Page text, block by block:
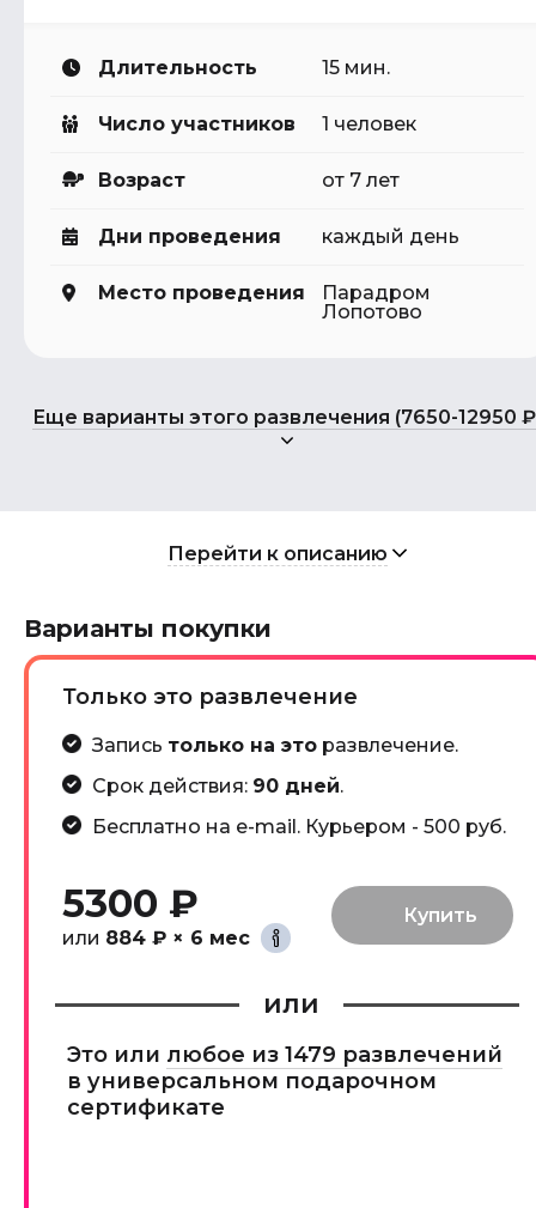
Длительность 15 мин.
Число участников 1 человек
Возраст от 7 лет
Дни проведения каждый день
Место проведения
Парадром
Лопотово
Еще варианты этого развлечения (7650-12950
Перейти к описанию
Варианты покупки
Только это развлечение
Запись только на эторазвлечение.
Срок действия: 90 дней.
Бесплатно на e-mail. Курьером - 500 руб.
5300 ₽
или 884 ₽ × 6 мес
или
Это или любое из 1479 развлечений
в универсальном подарочном
сертификате